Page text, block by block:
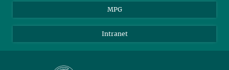
MPG
Intranet